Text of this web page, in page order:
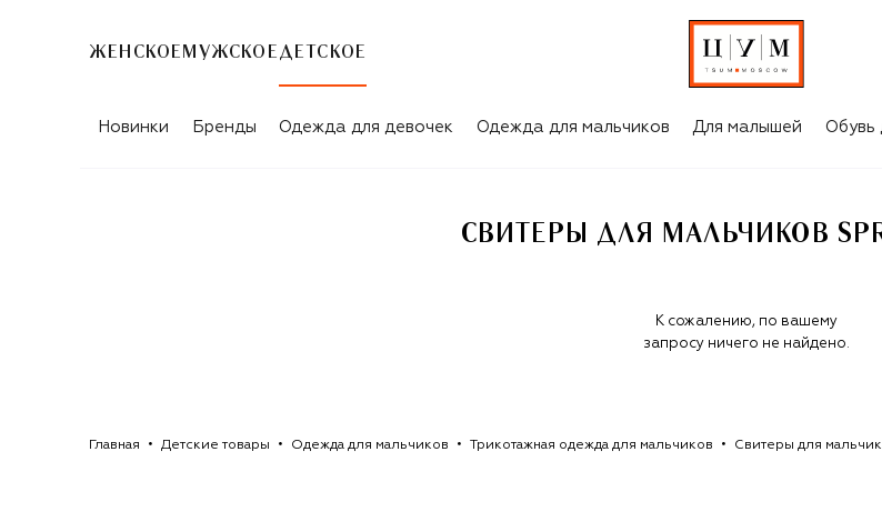
ЖЕНСКОЕ МУЖСКОЕ ДЕТСКОЕ
СВИТЕРЫ ДЛЯ МАЛЬЧИКОВ SPRAYGROUND
Новинки Бренды Одежда для девочек Одежда для мальчиков Для малышей Обувь
СВИТЕРЫ ДЛЯ МАЛЬЧИКОВ
К сожалению, по вашему
запросу ничего не найдено.
Главная Детские товары Одежда для мальчиков Трикотажная одежда для мальчиков Свитеры для